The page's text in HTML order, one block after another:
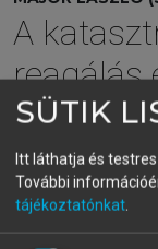
A
reagálás
menu_book
SÜTIK
Itt láthatja és
További
tájékoztatónkat